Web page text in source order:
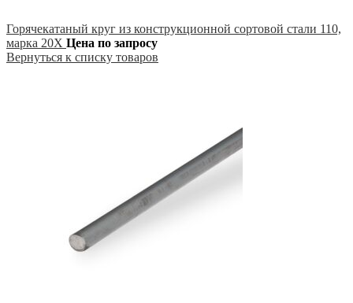
Горячекатаный круг из конструкционной сортовой стали 110,
марка 20Х Цена по запросу
Вернуться к списку товаров